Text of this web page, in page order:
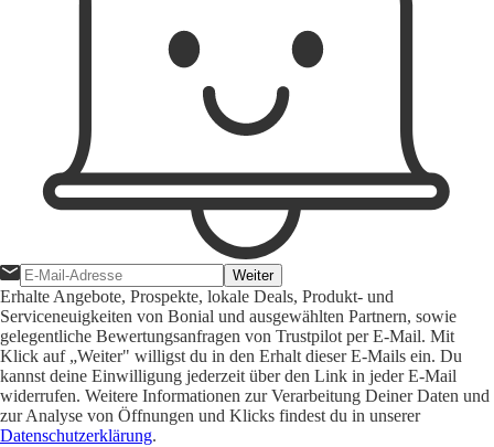
Weiter
Erhalte Angebote, Prospekte, lokale Deals, Produkt- und
Serviceneuigkeiten von Bonial und ausgewählten Partnern, sowie
gelegentliche Bewertungsanfragen von Trustpilot per E-Mail. Mit
Klick auf „Weiter" willigst du in den Erhalt dieser E-Mails ein. Du
kannst deine Einwilligung jederzeit über den Link in jeder E-Mail
widerrufen. Weitere Informationen zur Verarbeitung Deiner Daten und
zur Analyse von Öffnungen und Klicks findest du in unserer
Datenschutzerklärung.